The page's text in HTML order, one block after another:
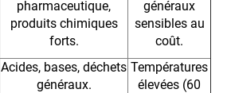
pharmaceutique,
produits chimiques
forts.
généraux
sensibles au
coût.
Acides, bases, déchets
généraux.
Températures
élevées (60